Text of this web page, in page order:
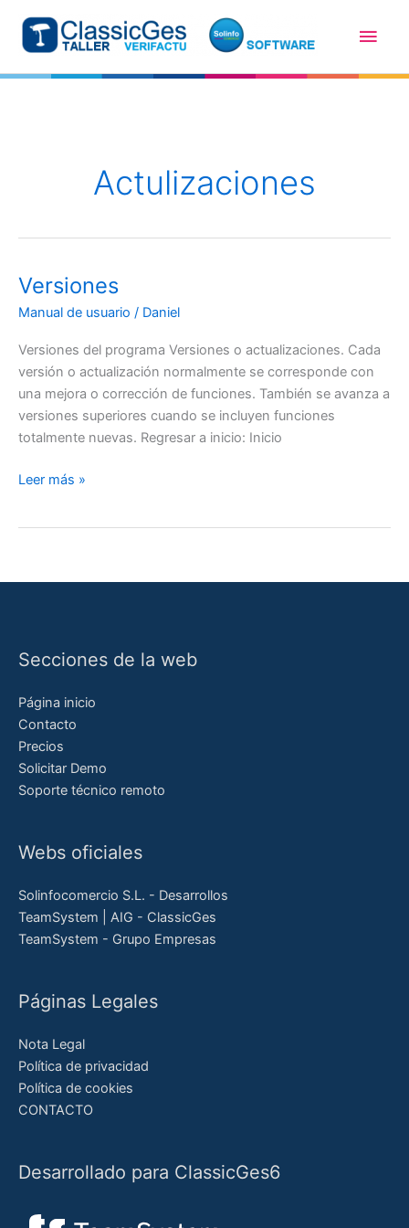
contenido
Actulizaciones
Versiones
Manual de usuario / Daniel
Versiones del programa Versiones o actualizaciones. Cada
versión o actualización normalmente se corresponde con
una mejora o corrección de funciones. También se avanza a
versiones superiores cuando se incluyen funciones
totalmente nuevas. Regresar a inicio: Inicio
Versiones
Leer más »
Secciones de la web
Página inicio
Contacto
Precios
Solicitar Demo
Soporte técnico remoto
Webs oficiales
Solinfocomercio S.L. - Desarrollos
TeamSystem | AIG - ClassicGes
TeamSystem - Grupo Empresas
Páginas Legales
Nota Legal
Política de privacidad
Política de cookies
CONTACTO
Desarrollado para ClassicGes6